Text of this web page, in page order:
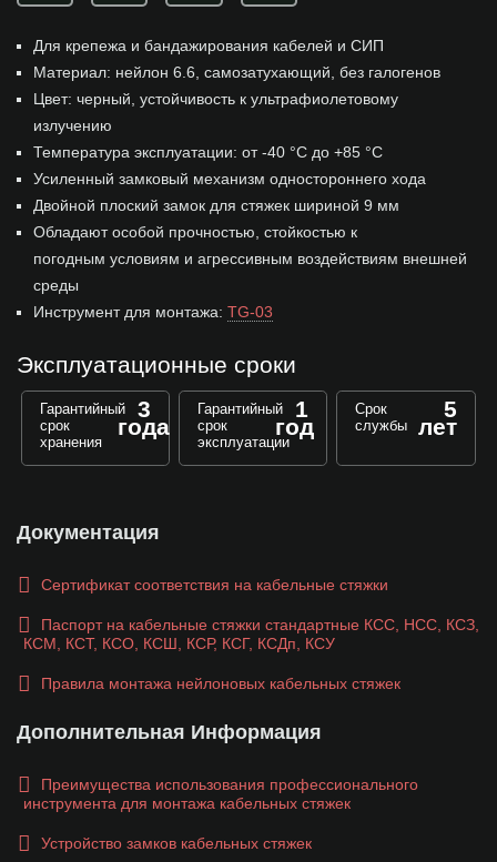
Для крепежа и бандажирования кабелей и СИП
Материал: нейлон 6.6, самозатухающий, без галогенов
Цвет: черный, устойчивость к ультрафиолетовому
излучению
Температура эксплуатации: от -40 °С до +85 °С
Усиленный замковый механизм одностороннего хода
Двойной плоский замок для стяжек шириной 9 мм
Обладают особой прочностью, стойкостью к
погодным условиям и агрессивным воздействиям внешней
среды
Инструмент для монтажа: TG-03
Эксплуатационные сроки
Гарантийный
срок
хранения
3
года
Гарантийный
срок
эксплуатации
1
год
Срок
службы
5
лет
Документация
Сертификат соответствия на кабельные стяжки
Паспорт на кабельные стяжки стандартные КСС, НСС, КСЗ,
КСМ, КСТ, КСО, КСШ, КСР, КСГ, КСДп, КСУ
Правила монтажа нейлоновых кабельных стяжек
Дополнительная Информация
Преимущества использования профессионального
инструмента для монтажа кабельных стяжек
Устройство замков кабельных стяжек